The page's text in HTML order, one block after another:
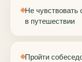
Не
в путешествии
Пройти